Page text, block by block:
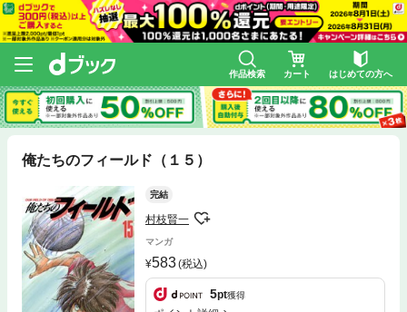
作品検索 カート はじめての方へ
俺たちのフィールド（１５）
完結
村枝賢一
マンガ
583(税込)
5pt獲得